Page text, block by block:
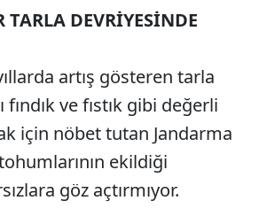
DEVRİYESİNDE
artış gösteren tarla
fındık ve fıstık gibi değerli
için nöbet tutan Jandarma
ekildiği
göz açtırmıyor.